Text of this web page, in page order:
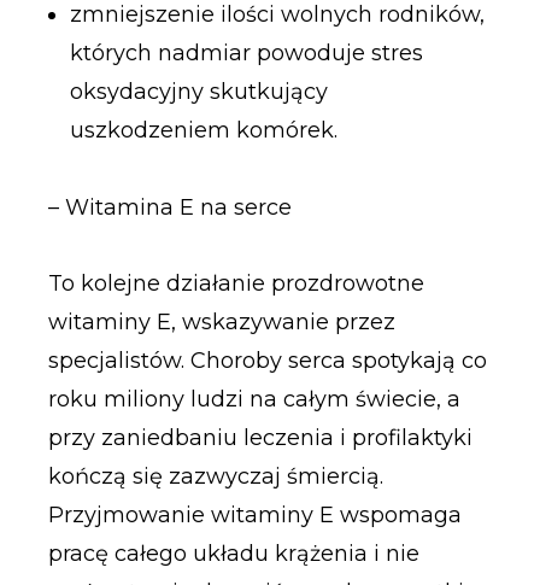
zmniejszenie ilości wolnych rodników,
których nadmiar powoduje stres
oksydacyjny skutkujący
uszkodzeniem komórek.
– Witamina E na serce
To kolejne działanie prozdrowotne
witaminy E, wskazywanie przez
specjalistów. Choroby serca spotykają co
roku miliony ludzi na całym świecie, a
przy zaniedbaniu leczenia i profilaktyki
kończą się zazwyczaj śmiercią.
Przyjmowanie witaminy E wspomaga
pracę całego układu krążenia i nie